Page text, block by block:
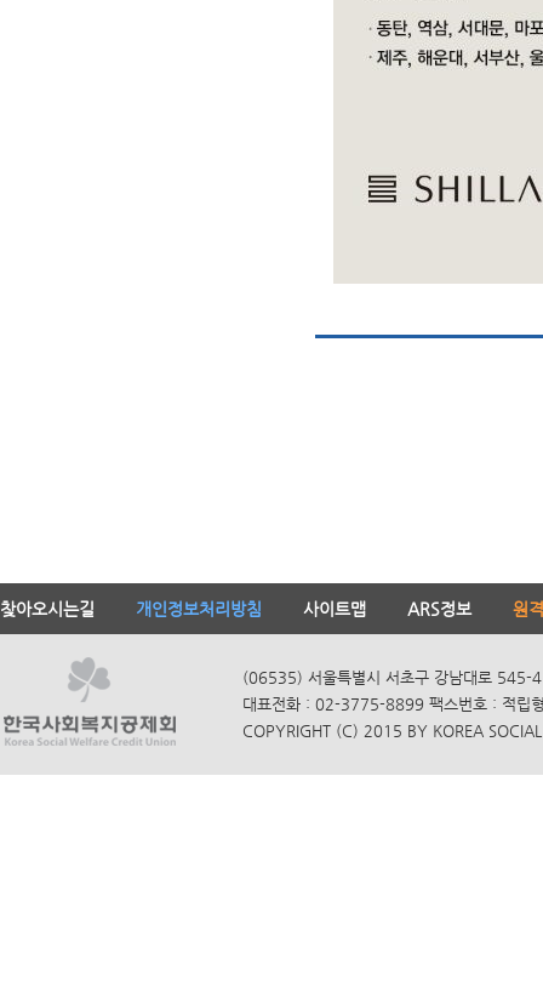
찾아오시는길 개인정보처리방침 사이트맵 ARS정보 원
(06535) 서울특별시 서초구 강남대로 545-
대표전화 : 02-3775-8899 팩스번호 : 적립
COPYRIGHT (C) 2015 BY KOREA SOCIAL